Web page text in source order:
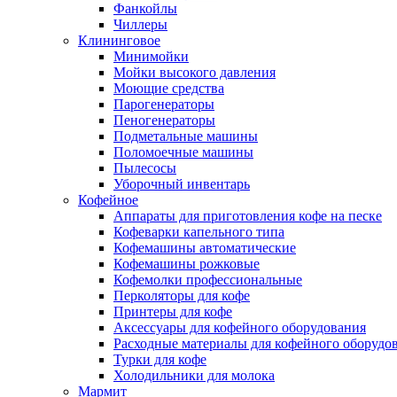
Фанкойлы
Чиллеры
Клининговое
Минимойки
Мойки высокого давления
Моющие средства
Парогенераторы
Пеногенераторы
Подметальные машины
Поломоечные машины
Пылесосы
Уборочный инвентарь
Кофейное
Аппараты для приготовления кофе на песке
Кофеварки капельного типа
Кофемашины автоматические
Кофемашины рожковые
Кофемолки профессиональные
Перколяторы для кофе
Принтеры для кофе
Аксессуары для кофейного оборудования
Расходные материалы для кофейного
Турки для кофе
Холодильники для молока
Мармит